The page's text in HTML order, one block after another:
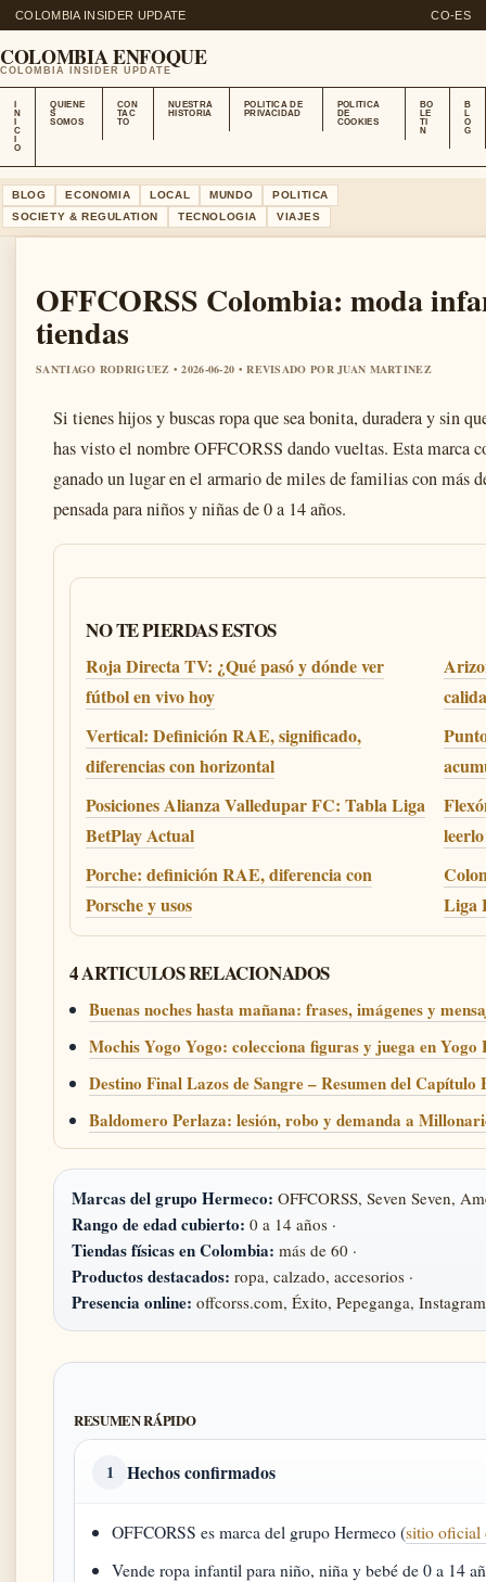
COLOMBIA INSIDER UPDATE CO-ES
COLOMBIA ENFOQUE
COLOMBIA INSIDER UPDATE
N
C
O
QUIENE
S
SOMOS
CON
TAC
TO
NUESTRA
HISTORIA
POLITICA DE
PRIVACIDAD
POLITICA
DE
COOKIES
BO
LE
TI
N
B
L
O
G
BLOG ECONOMIA LOCAL MUNDO
POLITICA
SOCIETY & REGULATION
TECNOLOGIA VIAJES
OFFCORSS Colombia: moda
tiendas
SANTIAGO RODRIGUEZ • 2026-06-20 • REVISADO POR JUAN MARTINEZ
Si tienes hijos y buscas ropa que sea bonita, duradera y sin
has visto el nombre OFFCORSS dando vueltas. Esta marca
ganado un lugar en el armario de miles de familias con más
pensada para niños y niñas de 0 a 14 años.
NO TE PIERDAS ESTOS
Roja Directa TV: ¿Qué pasó y dónde ver
fútbol en vivo hoy
Vertical: Definición RAE, significado,
diferencias con horizontal
Posiciones Alianza Valledupar FC: Tabla Liga
BetPlay Actual
Porche: definición RAE, diferencia con
Porsche y usos
Liga
4 ARTICULOS RELACIONADOS
Buenas noches hasta mañana: frases, imágenes y
Mochis Yogo Yogo: colecciona figuras y juega en Yogo
Destino Final Lazos de Sangre – Resumen del Capítulo
Baldomero Perlaza: lesión, robo y demanda a
Marcas del grupo Hermeco: OFFCORSS, Seven Seven,
Rango de edad cubierto: 0 a 14 años ·
Tiendas físicas en Colombia: más de 60 ·
Productos destacados: ropa, calzado, accesorios ·
Presencia online: offcorss.com, Éxito, Pepeganga,
RESUMEN RÁPIDO
1 Hechos confirmados
OFFCORSS es marca del grupo Hermeco (sitio oficial
Vende ropa infantil para niño, niña y bebé de 0 a 14